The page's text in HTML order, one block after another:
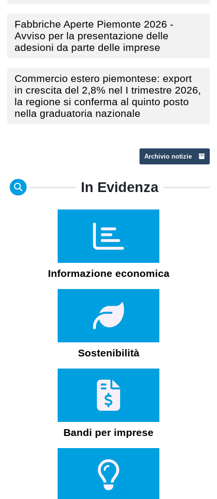
Fabbriche Aperte Piemonte 2026 -
Avviso per la presentazione delle
adesioni da parte delle imprese
Commercio estero piemontese: export
in crescita del 2,8% nel I trimestre 2026,
la regione si conferma al quinto posto
nella graduatoria nazionale
Archivio notizie
In Evidenza
Informazione economica
Sostenibilità
Bandi per imprese